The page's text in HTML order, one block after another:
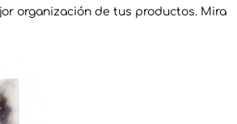
organización de tus productos. Mira